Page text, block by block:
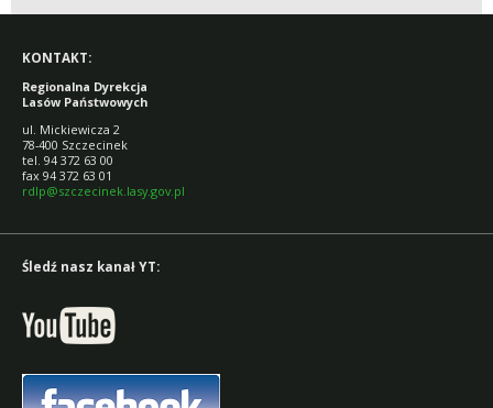
KONTAKT:
Regionalna Dyrekcja
Lasów Państwowych
ul. Mickiewicza 2
78-400 Szczecinek
tel. 94 372 63 00
fax 94 372 63 01
rdlp@szczecinek.lasy.gov.pl
Śledź nasz kanał YT: